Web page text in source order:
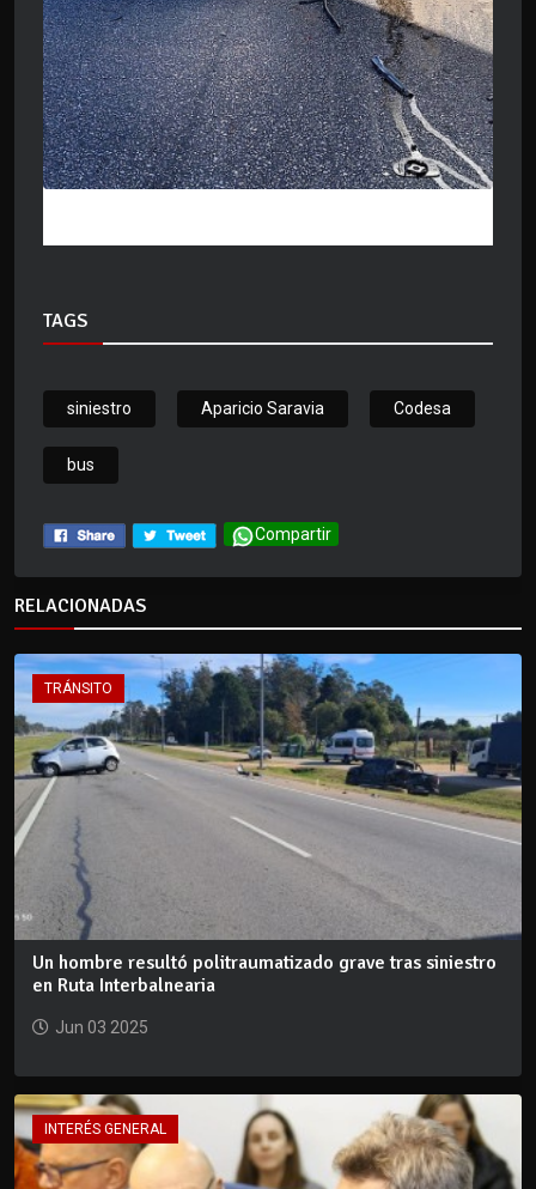
TAGS
siniestro Aparicio Saravia Codesa
bus
Compartir
RELACIONADAS
TRÁNSITO
Un hombre resultó politraumatizado grave tras siniestro
en Ruta Interbalnearia
Jun 03 2025
INTERÉS GENERAL